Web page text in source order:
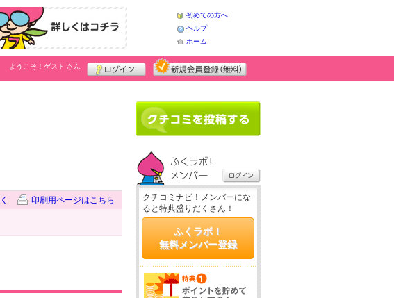
初めての方へ
ヘルプ
ホーム
ようこそ！ ゲスト さん
印刷用ページはこちら
クチコミナビ！メンバーにな
ると特典盛りだくさん！
ふくラボ！
無料メンバー登録